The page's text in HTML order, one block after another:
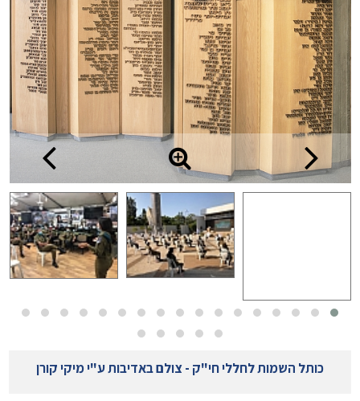
כותל השמות לחללי חי"ק - צולם באדיבות ע"י מיקי קורן